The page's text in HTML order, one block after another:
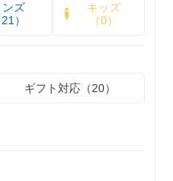
ンズ
21）
キッズ
（0）
ギフト対応（20）